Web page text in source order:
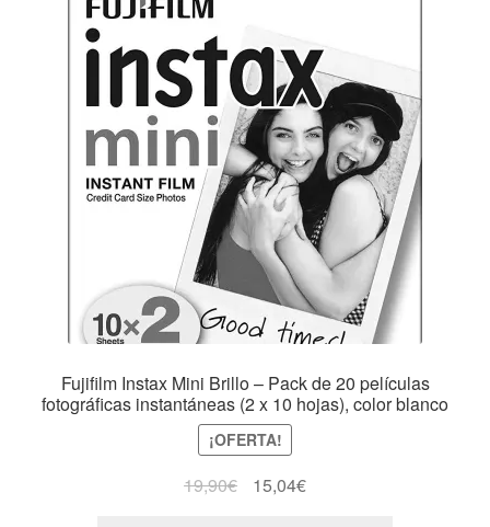
Fujifilm Instax Mini Brillo – Pack de 20 películas
fotográficas instantáneas (2 x 10 hojas), color blanco
¡OFERTA!
19,90€ 15,04€